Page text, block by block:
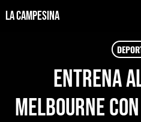
La Campesina
LA CAMPESINA CADENA
play_arrow LA CAMPESINA 101.9 FM
Entrena
Melbourne